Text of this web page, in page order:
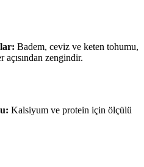
Badem, ceviz ve keten tohumu,
açısından zengindir.
Kalsiyum ve protein için ölçülü